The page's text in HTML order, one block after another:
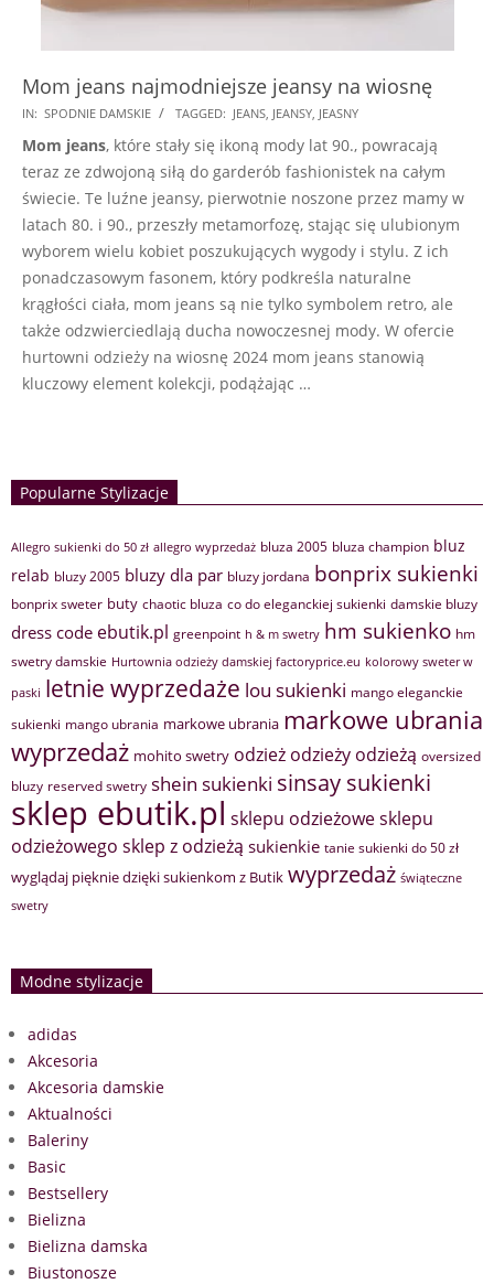
Mom jeans najmodniejsze jeansy na wiosnę
2024-
10-
09
IN: SPODNIE DAMSKIE TAGGED: JEANS, JEANSY, JEASNY
Mom jeans, które stały się ikoną mody lat 90., powracają
teraz ze zdwojoną siłą do garderób fashionistek na całym
świecie. Te luźne jeansy, pierwotnie noszone przez mamy w
latach 80. i 90., przeszły metamorfozę, stając się ulubionym
wyborem wielu kobiet poszukujących wygody i stylu. Z ich
ponadczasowym fasonem, który podkreśla naturalne
krągłości ciała, mom jeans są nie tylko symbolem retro, ale
także odzwierciedlają ducha nowoczesnej mody. W ofercie
hurtowni odzieży na wiosnę 2024 mom jeans stanowią
kluczowy element kolekcji, podążając …
Popularne Stylizacje
Allegro sukienki do 50 zł allegro wyprzedaż bluza 2005 bluza champion bluz
relab bluzy 2005 bluzy dla par bluzy jordana bonprix sukienki
bonprix sweter buty chaotic bluza co do eleganckiej sukienki damskie bluzy
dress code ebutik.pl greenpoint h & m swetry hm sukienko hm
swetry damskie Hurtownia odzieży damskiej factoryprice.eu kolorowy sweter w
paski letnie wyprzedaże lou sukienki mango eleganckie
sukienki mango ubrania markowe ubrania markowe ubrania
wyprzedaż mohito swetry odzież odzieży odzieżą oversized
bluzy reserved swetry shein sukienki sinsay sukienki
sklep ebutik.pl sklepu odzieżowesklepu
odzieżowego sklep z odzieżą sukienkie tanie sukienki do 50 zł
wyglądaj pięknie dzięki sukienkom z Butik wyprzedaż świąteczne
swetry
Modne stylizacje
adidas
Akcesoria
Akcesoria damskie
Aktualności
Baleriny
Basic
Bestsellery
Bielizna
Bielizna damska
Biustonosze